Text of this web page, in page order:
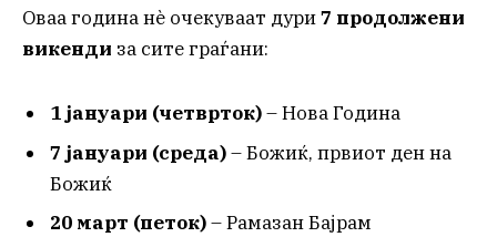
Оваа година нè очекуваат дури7 продолжени
викенди за сите граѓани:
1 јануари (четврток)– Нова Година
7 јануари (среда)– Божиќ, првиот ден на
Божиќ
20 март (петок)– Рамазан Бајрам